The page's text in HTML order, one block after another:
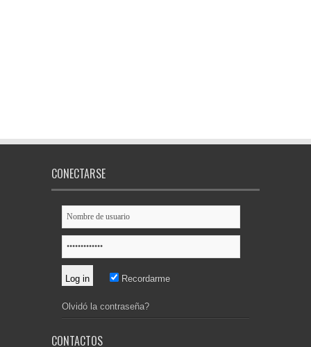
CONECTARSE
Recordarme
Olvidó la contraseña?
CONTACTOS